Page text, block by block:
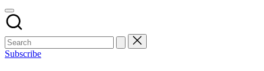
Subscribe